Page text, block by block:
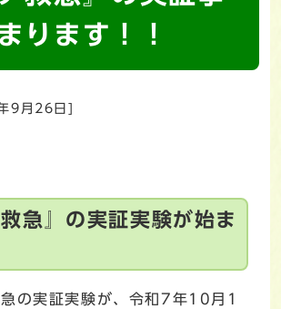
ります！！
9月26日 ]
救急』の実証実験が始ま
の実証実験が、令和7年10月1